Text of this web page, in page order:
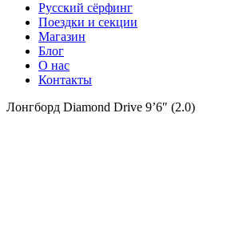
Русский сёрфинг
Поездки и секции
Магазин
Блог
О нас
Контакты
Лонгборд Diamond Drive 9’6″ (2.0)